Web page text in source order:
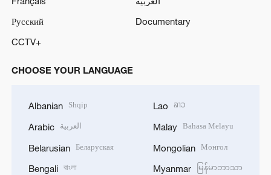
Русский
Documentary
CCTV+
CHOOSE YOUR LANGUAGE
Albanian Shqip
Arabic العربية
Belarusian Беларуская
Bengali বাংলা
Lao ລາວ
Malay Bahasa Melayu
Mongolian Монгол
Myanmar မြန်မာဘာသာ